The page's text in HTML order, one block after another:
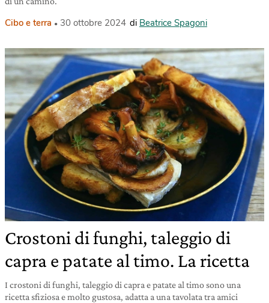
Cibo e terra 30 ottobre 2024 di Beatrice Spagoni
Crostoni di funghi, taleggio di
capra e patate al timo. La ricetta
I crostoni di funghi, taleggio di capra e patate al timo sono una
ricetta sfiziosa e molto gustosa, adatta a una tavolata tra amici